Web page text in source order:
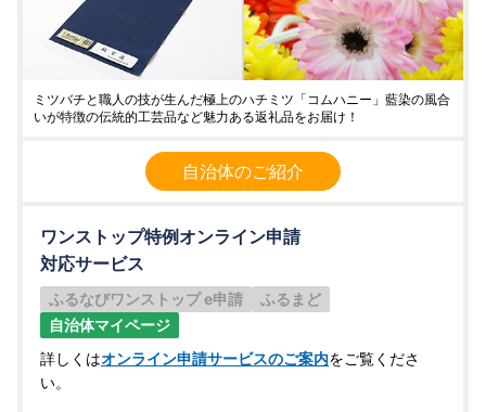
ミツバチと職人の技が生んだ極上のハチミツ「コムハニー」藍染の風合
いが特徴の伝統的工芸品など魅力ある返礼品をお届け！
自治体のご紹介
ワンストップ特例オンライン申請
対応サービス
ふるなびワンストップ e申請
ふるまど
自治体マイページ
詳しくはオンライン申請サービスのご案内をご覧くださ
い。